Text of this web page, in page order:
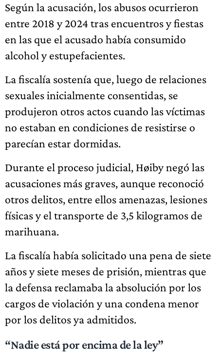
Según la acusación, los abusos ocurrieron
entre 2018 y 2024 tras encuentros y fiestas
en las que el acusado había consumido
alcohol y estupefacientes.
La fiscalía sostenía que, luego de relaciones
sexuales inicialmente consentidas, se
produjeron otros actos cuando las víctimas
no estaban en condiciones de resistirse o
parecían estar dormidas.
Durante el proceso judicial, Høiby negó las
acusaciones más graves, aunque reconoció
otros delitos, entre ellos amenazas, lesiones
físicas y el transporte de 3,5 kilogramos de
marihuana.
La fiscalía había solicitado una pena de siete
años y siete meses de prisión, mientras que
la defensa reclamaba la absolución por los
cargos de violación y una condena menor
por los delitos ya admitidos.
“Nadie está por encima de la ley”